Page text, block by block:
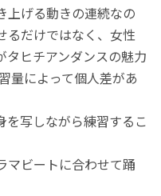
上げる動きの連続なの
るだけではなく、女性
タヒチアンダンスの魅力
量によって個人差があ
を写しながら練習するこ
マビートに合わせて踊